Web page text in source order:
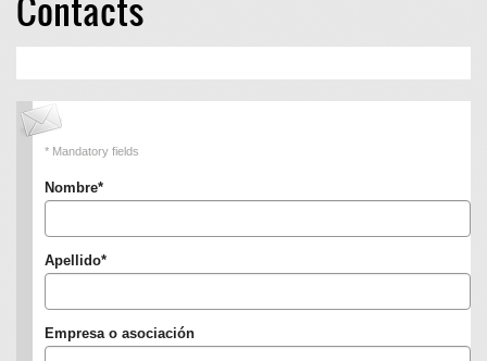
* Mandatory fields
Nombre*
Apellido*
Empresa o asociación